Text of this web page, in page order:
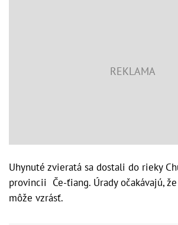
Uhynuté zvieratá sa dostali do rieky
provincii Če-ťiang. Úrady očakávajú,
môže vzrásť.